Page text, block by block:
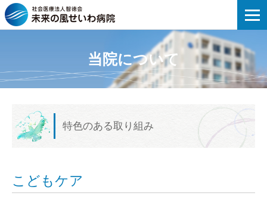
当院について
特色のある取り組み
こどもケア